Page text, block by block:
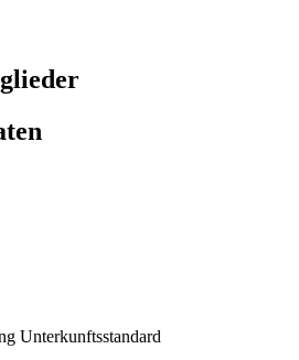
Unterkunftsstandard